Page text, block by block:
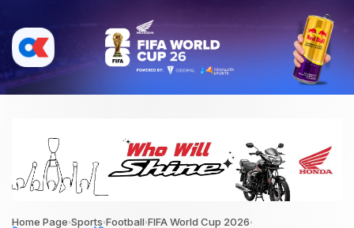
Home Page›Sports›Football›FIFA World Cup 2026›